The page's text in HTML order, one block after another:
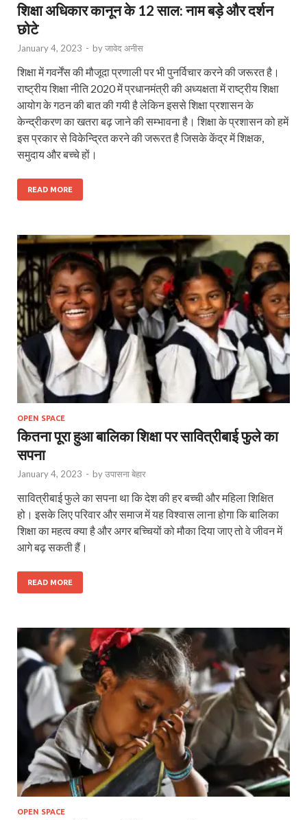
शिक्षा अधिकार कानून के 12 साल: नाम बड़े और दर्शन
छोटे
January 4, 2023 - byजावेद अनीस
शिक्षा में गवर्नेंस की मौजूदा प्रणाली पर भी पुनर्विचार करने की जरूरत है।
राष्ट्रीय शिक्षा नीति 2020 में प्रधानमंत्री की अध्यक्षता में राष्ट्रीय शिक्षा
आयोग के गठन की बात की गयी है लेकिन इससे शिक्षा प्रशासन के
केन्द्रीकरण का खतरा बढ़ जाने की सम्भावना है। शिक्षा के प्रशासन को हमें
इस प्रकार से विकेन्द्रित करने की जरूरत है जिसके केंद्र में शिक्षक,
समुदाय और बच्चे हों।
READ MORE
OPEN SPACE
कितना पूरा हुआ बालिका शिक्षा पर सावित्रीबाई फुले का
सपना
January 4, 2023 - byउपासना बेहार
सावित्रीबाई फुले का सपना था कि देश की हर बच्ची और महिला शिक्षित
हो। इसके लिए परिवार और समाज में यह विश्वास लाना होगा कि बालिका
शिक्षा का महत्व क्या है और अगर बच्चियों को मौका दिया जाए तो वे जीवन में
आगे बढ़ सकती हैं।
READ MORE
OPEN SPACE